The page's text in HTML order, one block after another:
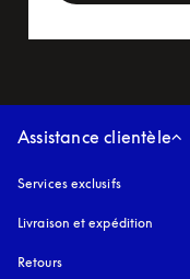
Assistance clientèle
Services exclusifs
Livraison et expédition
Retours